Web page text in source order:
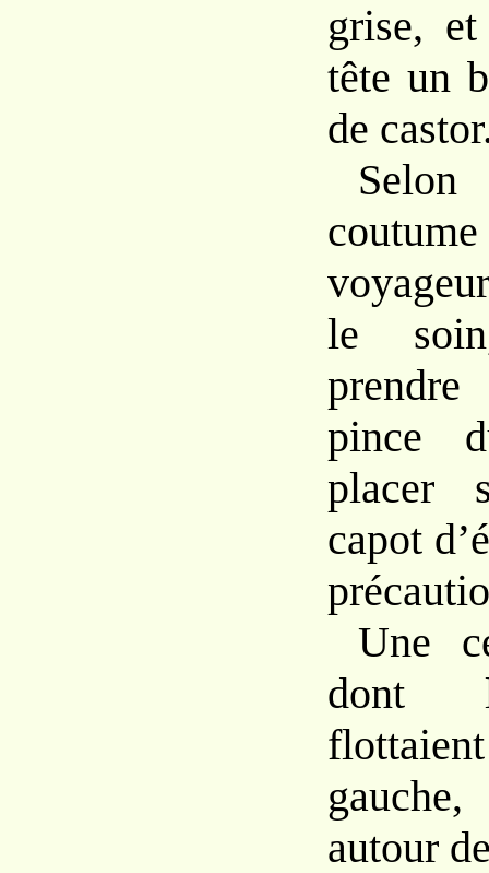
grise,
tête un
de
le
pince
placer
capot
Une
dont
autour